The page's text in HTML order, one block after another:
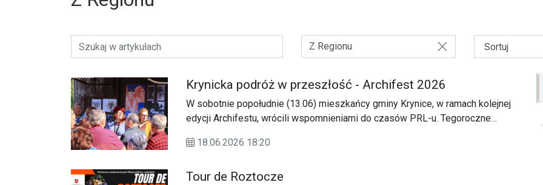
Z Regionu
Krynicka podróż w przeszłość - Archifest 2026
W sobotnie popołudnie (13.06) mieszkańcy gminy Krynice, w ramach kolejnej
edycji Archifestu, wrócili wspomnieniami do czasów PRL-u. Tegoroczne
Kryniczanki” i było poświęcone historii Gminnej Spółdzielni „Samopomoc
codzienne życie lokalnej społeczności.
18.06.2026 18:20
Tour de Roztocze